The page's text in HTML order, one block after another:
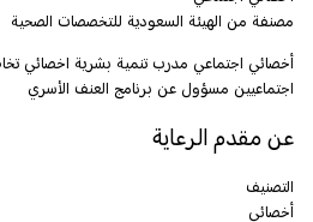
مصنفة من الهيئة السعودية للتخصصات الصحية
أخصائي اجتماعي مدرب تنمية بشرية اخصائي
اجتماعيين مسؤول عن برنامج العنف الأسري
عن مقدم الرعاية
التصنيف
أخصائي